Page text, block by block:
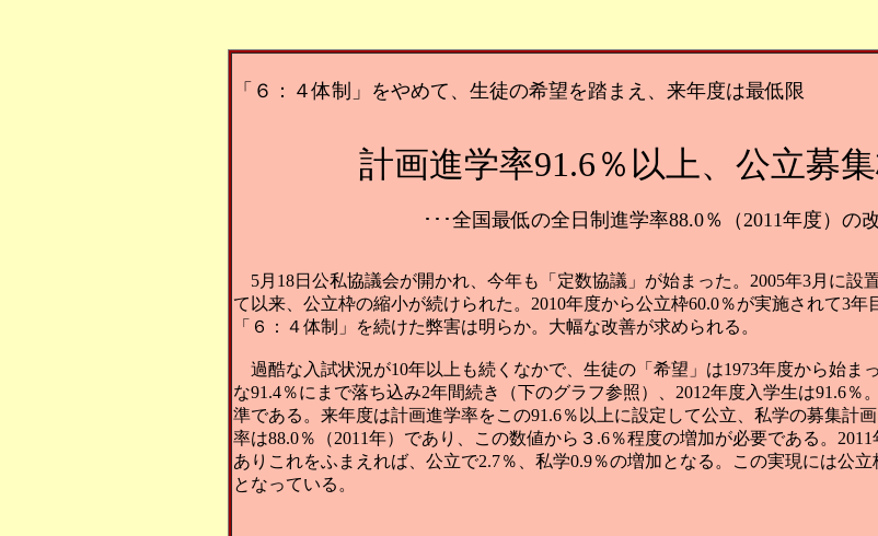
「６：４体制」をやめて、生徒の希望を踏まえ、来年度は最低限
計画進学率91.6％以上、公立募
･･･全国最低の全日制進学率88.0％（2011年度）の
5月18日公私協議会が開かれ、今年も「定数協議」が始まった。2005年3月に設
て以来、公立枠の縮小が続けられた。2010年度から公立枠60.0％が実施されて3年
「６：４体制」を続けた弊害は明らか。大幅な改善が求められる。
過酷な入試状況が10年以上も続くなかで、生徒の「希望」は1973年度から始ま
な91.4％にまで落ち込み2年間続き（下のグラフ参照）、2012年度入学生は91.6
準である。来年度は計画進学率をこの91.6％以上に設定して公立、私学の募集計
率は88.0％（2011年）であり、この数値から３.6％程度の増加が必要である。
ありこれをふまえれば、公立で2.7％、私学0.9％の増加となる。この実現には公
となっている。